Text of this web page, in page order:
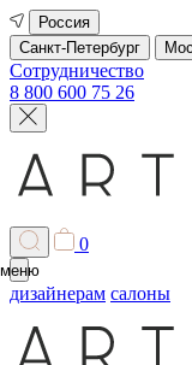
Россия
Санкт-Петербург
Сотрудничество
8 800 600 75 26
0
меню
дизайнерам салоны